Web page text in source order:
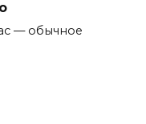
— обычное